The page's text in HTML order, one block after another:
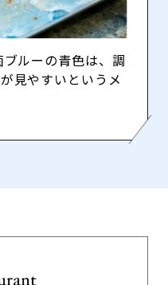
ルーの青色は、調
見やすいというメ